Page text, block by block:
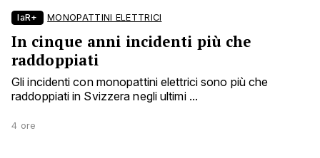
laR+ MONOPATTINI ELETTRICI
In cinque anni incidenti più che
raddoppiati
Gli incidenti con monopattini elettrici sono più che
raddoppiati in Svizzera negli ultimi ...
4 ore